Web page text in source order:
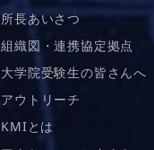
所長あいさつ
組織図・連携協定拠点
大学院受験生の皆さんへ
アウトリーチ
KMIとは